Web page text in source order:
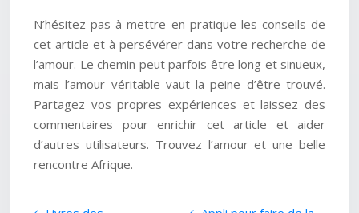
N’hésitez pas à mettre en pratique les conseils de
cet article et à persévérer dans votre recherche de
l’amour. Le chemin peut parfois être long et sinueux,
mais l’amour véritable vaut la peine d’être trouvé.
Partagez vos propres expériences et laissez des
commentaires pour enrichir cet article et aider
d’autres utilisateurs. Trouvez l’amour et une belle
rencontre Afrique.